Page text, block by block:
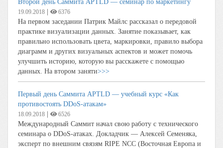
Второй день Саммита APTLD — семинар по маркетингу
19.09.2018 6376
На первом заседании Патрик Майлс рассказал о передовой
практике визуализации данных. Занятие показывает, как
правильно использовать цвета, маркировки, правило выбора
диаграмм и других визуальных аспектов и может помочь
улучшить историю, которую вы расскажете с помощью
данных. На втором заняти>>>
Первый день Саммита APTLD — учебный курс «Как
противостоять DDoS-атакам»
18.09.2018 6526
Международный Саммит начал свою работу с технического
семинара о DDoS-атаках. Докладчик — Алексей Семеняка,
эксперт по внешним связям RIPE NCC (Восточная Европа и